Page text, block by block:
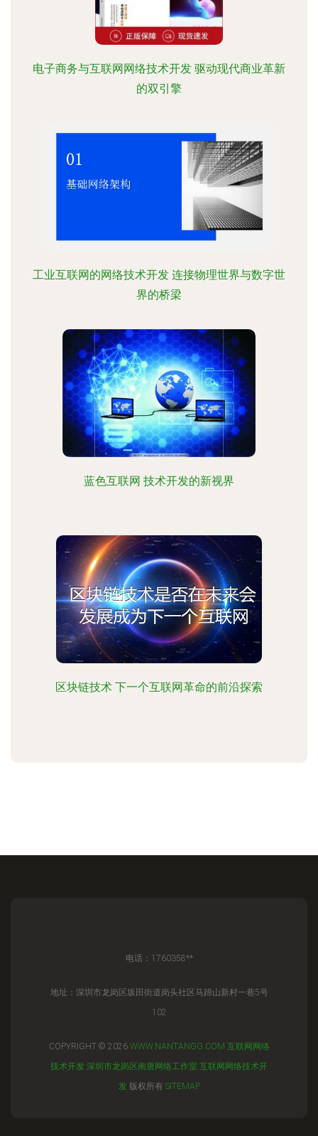
电子商务与互联网网络技术开发 驱动现代商业革新
的双引擎
工业互联网的网络技术开发 连接物理世界与数字世
界的桥梁
蓝色互联网 技术开发的新视界
区块链技术 下一个互联网革命的前沿探索
电话：1760358**
地址：深圳市龙岗区坂田街道岗头社区马蹄山新村一巷5号
102
COPYRIGHT © 2026 WWW.NANTANGG.COM 互联网网络
技术开发 深圳市龙岗区南唐网络工作室 互联网网络技术开
发版权所有 SITEMAP